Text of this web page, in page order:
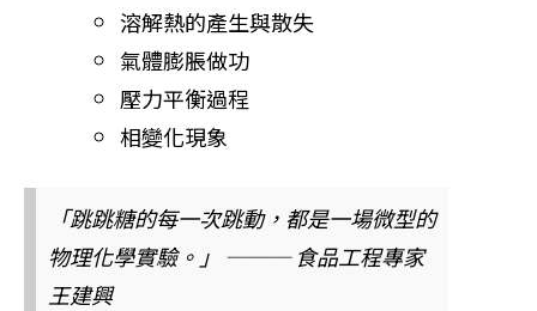
溶解熱的產生與散失
氣體膨脹做功
壓力平衡過程
相變化現象
「跳跳糖的每一次跳動，都是一場微型的
物理化學實驗。」 ─── 食品工程專家
王建興